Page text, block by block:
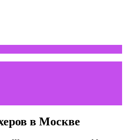
в Mоскве